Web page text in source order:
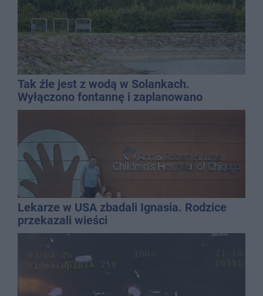
Tak źle jest z wodą w Solankach.
Wyłączono fontannę i zaplanowano
dolewkę
Lekarze w USA zbadali Ignasia. Rodzice
przekazali wieści